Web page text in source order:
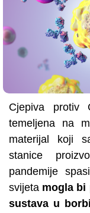
Cjepiva protiv
temeljena na
materijal koji
stanice
pandemije
svijeta mogla bi
sustava u